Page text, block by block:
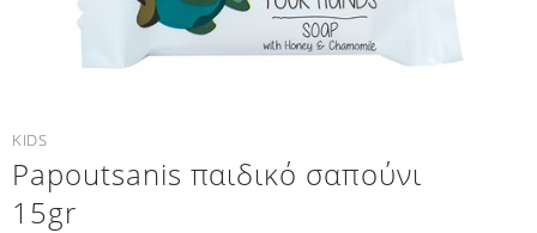
KIDS
Papoutsanis παιδικό σαπούνι
15gr